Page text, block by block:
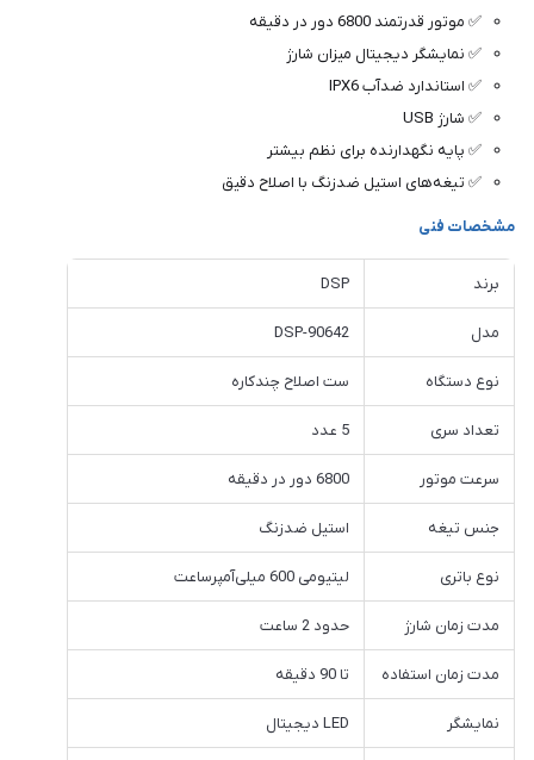
✅ موتور قدرتمند 6800 دور در دقیقه
✅ نمایشگر دیجیتال میزان شارژ
✅ استاندارد ضدآب IPX6
✅ شارژ USB
✅ پایه نگهدارنده برای نظم بیشتر
✅ تیغه‌های استیل ضدزنگ با اصلاح دقیق
مشخصات فنی
برند DSP
مدل DSP-90642
نوع دستگاه ست اصلاح چندکاره
تعداد سری 5 عدد
سرعت موتور 6800 دور در دقیقه
جنس تیغه استیل ضدزنگ
نوع باتری لیتیومی 600 میلی‌آمپرساعت
مدت زمان شارژ حدود 2 ساعت
مدت زمان استفاده تا 90 دقیقه
نمایشگر LED دیجیتال